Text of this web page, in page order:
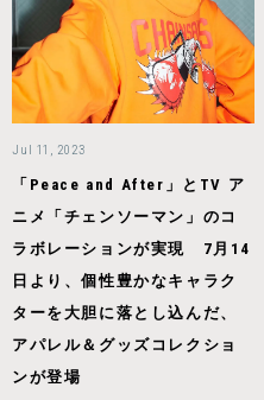
Jul 11, 2023
「Peace and After」とTV ア
ニメ「チェンソーマン」のコ
ラボレーションが実現 7月14
日より、個性豊かなキャラク
ターを大胆に落とし込んだ、
アパレル＆グッズコレクショ
ンが登場